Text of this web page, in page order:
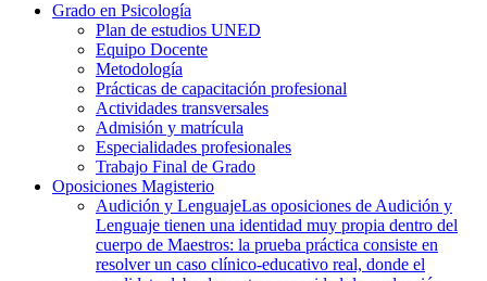
Grado en Psicología
Plan de estudios UNED
Equipo Docente
Metodología
Prácticas de capacitación profesional
Actividades transversales
Admisión y matrícula
Especialidades profesionales
Trabajo Final de Grado
Oposiciones Magisterio
Audición y LenguajeLas oposiciones de Audición y
Lenguaje tienen una identidad muy propia dentro del
cuerpo de Maestros: la prueba práctica consiste en
resolver un caso clínico-educativo real, donde el